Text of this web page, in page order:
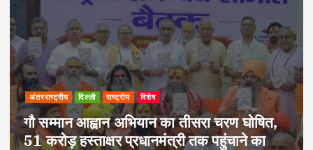
अपराध दिल्ली राष्ट्रीय
दोहरे हत्याकांड का वांछित आरोपी क्राइम ब्रांच के